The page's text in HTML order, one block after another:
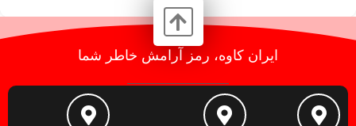
ایران کاوه، رمز آرامش خاطر شما